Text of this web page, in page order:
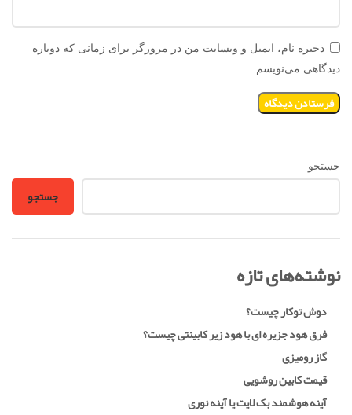
ذخیره نام، ایمیل و وبسایت من در مرورگر برای زمانی که دوباره
دیدگاهی می‌نویسم.
جستجو
جستجو
نوشته‌های تازه
دوش توکار چیست؟
فرق هود جزیره ای با هود زیر کابینتی چیست؟
گاز رومیزی
قیمت کابین روشویی
آینه هوشمند بک لایت یا آینه نوری